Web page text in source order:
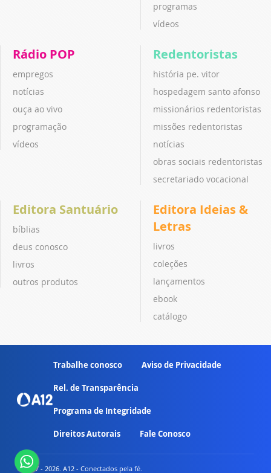
programas
vídeos
Rádio POP
empregos
notícias
ouça ao vivo
programação
vídeos
Redentoristas
história pe. vitor
hospedagem santo afonso
missionários redentoristas
missões redentoristas
notícias
obras sociais redentoristas
secretariado vocacional
Editora Santuário
bíblias
deus conosco
livros
outros produtos
Editora Ideias &
Letras
livros
coleções
lançamentos
ebook
catálogo
Trabalhe conosco Aviso de Privacidade
Rel. de Transparência
Programa de Integridade
Direitos Autorais Fale Conosco
© 2007 - 2026. A12 - Conectados pela fé.